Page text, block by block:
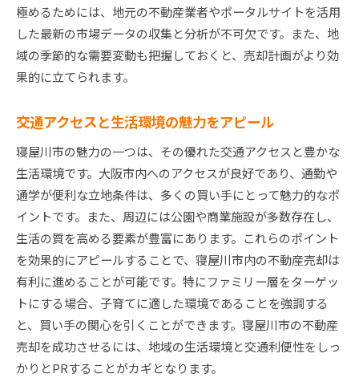
歴史的背景と文化的資産の紹介
地域の治安と教育環境の優位性
購入希望者が求める条件の分析
地元経済の活性化を背景にした売却
初めての寝屋川市戸建て売却で失敗しないためのポ
イント
初めての売却で注意すべき法的手続き
価格設定の基準と交渉方法
物件の魅力を引き出すホームステージング
現地見学会での効果的な売り込みテクニック
購入者との信頼関係の構築
フィードバックを基にした改善策の実施
寝屋川市で高額売却を実現するための地域市場の分
析法
市場価格の動向と将来予測
極めるためには、地元の不動産業者やポータルサイトを活用
した最新の市場データの収集と分析が不可欠です。また、地
域の季節的な需要変動も把握しておくと、売却計画がより効
果的に立てられます。
交通アクセスと生活環境の魅力をアピール
寝屋川市の魅力の一つは、その優れた交通アクセスと豊かな
生活環境です。大阪市内へのアクセスが良好であり、通勤や
通学が便利な立地条件は、多くの買い手にとって魅力的なポ
イントです。また、周辺には公園や商業施設が多数存在し、
生活の質を高める要素が豊富にあります。これらのポイント
を効果的にアピールすることで、寝屋川市内の不動産売却は
有利に進めることが可能です。特にファミリー層をターゲッ
トにする場合、子育てに適した環境であることを強調する
と、買い手の関心を引くことができます。寝屋川市の不動産
売却を成功させるには、地域の生活環境と交通利便性をしっ
かりとPRすることがカギとなります。